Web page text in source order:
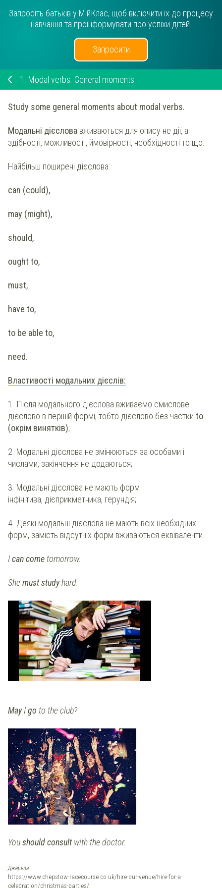
Запросіть батьків у МійКлас, щоб включити їх до процесу
навчання та проінформувати про успіхи дітей.
Запросити
1. Modal verbs. General moments
Study some general moments about modal verbs.
Модальні дієслова вживаються для опису не дії, а
здібності, можливості, ймовірності, необхідності то що.
Найбільш поширені дієслова:
can (could),
may (might),
should,
ought to,
must,
have to,
to be able to,
need.
Властивості модальних дієслів:
1. Після модального дієслова вживаємо смислове
дієслово в першій формі, тобто дієслово без частки to
(окрім винятків);
2. Модальні дієслова не змінюються за особами і
числами, закінчення не додаються;
3. Модальні дієслова не мають форм
інфінітива, дієприкметника, герундія;
4. Деякі модальні дієслова не мають всіх необхідних
форм, замість відсутніх форм вживаються еквіваленти.
Ican come tomorrow.
Shemust studyhard.
MayIgo to the club?
Youshould consultwith the doctor.
Джерела:
https://www.chepstow-racecourse.co.uk/hire-our-venue/hire-for-a-
celebration/christmas-parties/